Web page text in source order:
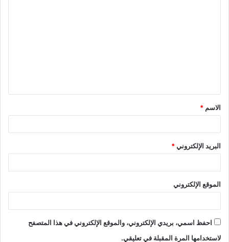
الاسم *
البريد الإلكتروني*
الموقع الإلكتروني
احفظ اسمي، بريدي الإلكتروني، والموقع الإلكتروني في هذا المتصفح
لاستخدامها المرة المقبلة في تعليقي.